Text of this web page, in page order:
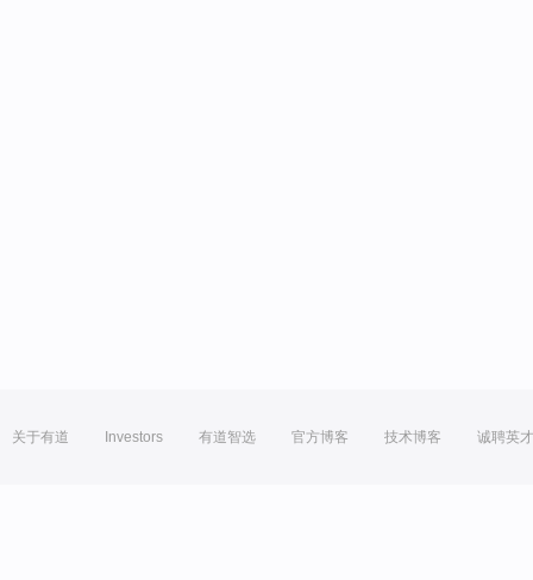
关于有道 Investors 有道智选 官方博客 技术博客 诚聘英才